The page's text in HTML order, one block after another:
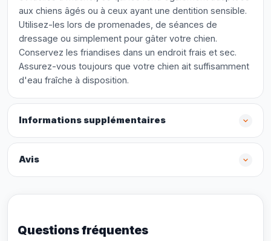
aux chiens âgés ou à ceux ayant une dentition sensible.
Utilisez-les lors de promenades, de séances de
dressage ou simplement pour gâter votre chien.
Conservez les friandises dans un endroit frais et sec.
Assurez-vous toujours que votre chien ait suffisamment
d'eau fraîche à disposition.
Informations supplémentaires
Avis
Questions fréquentes